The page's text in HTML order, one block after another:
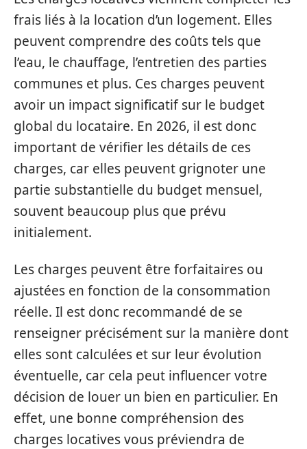
frais liés à la location d’un logement. Elles
peuvent comprendre des coûts tels que
l’eau, le chauffage, l’entretien des parties
communes et plus. Ces charges peuvent
avoir un impact significatif sur le budget
global du locataire. En 2026, il est donc
important de vérifier les détails de ces
charges, car elles peuvent grignoter une
partie substantielle du budget mensuel,
souvent beaucoup plus que prévu
initialement.
Les charges peuvent être forfaitaires ou
ajustées en fonction de la consommation
réelle. Il est donc recommandé de se
renseigner précisément sur la manière dont
elles sont calculées et sur leur évolution
éventuelle, car cela peut influencer votre
décision de louer un bien en particulier. En
effet, une bonne compréhension des
charges locatives vous préviendra de